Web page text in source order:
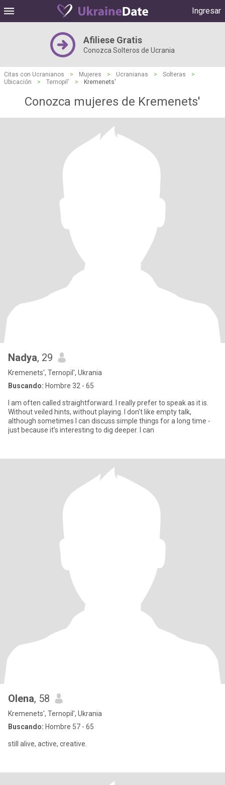
Ingresar
Afiliese Gratis
Conozca Solteros de Ucrania
Citas con Ucranianos > Mujeres > Ucranianas > Solteras
>
Ubicación
> Ternopil' > Kremenets'
Conozca mujeres de Kremenets'
Nadya, 29
Kremenets', Ternopil', Ukrania
Buscando: Hombre 32 - 65
I am often called straightforward. I really prefer to speak as it is.
Without veiled hints, without playing. I don’t like empty talk,
although sometimes I can discuss simple things for a long time -
just because it’s interesting to dig deeper. I can
Olena, 58
Kremenets', Ternopil', Ukrania
Buscando: Hombre 57 - 65
still alive, active, creative.